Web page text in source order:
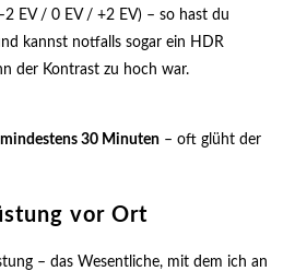
EV / 0 EV / +2 EV) – so hast du
kannst notfalls sogar ein HDR
der Kontrast zu hoch war.
mindestens 30 Minuten – oft glüht der
vor Ort
– das Wesentliche, mit dem ich an